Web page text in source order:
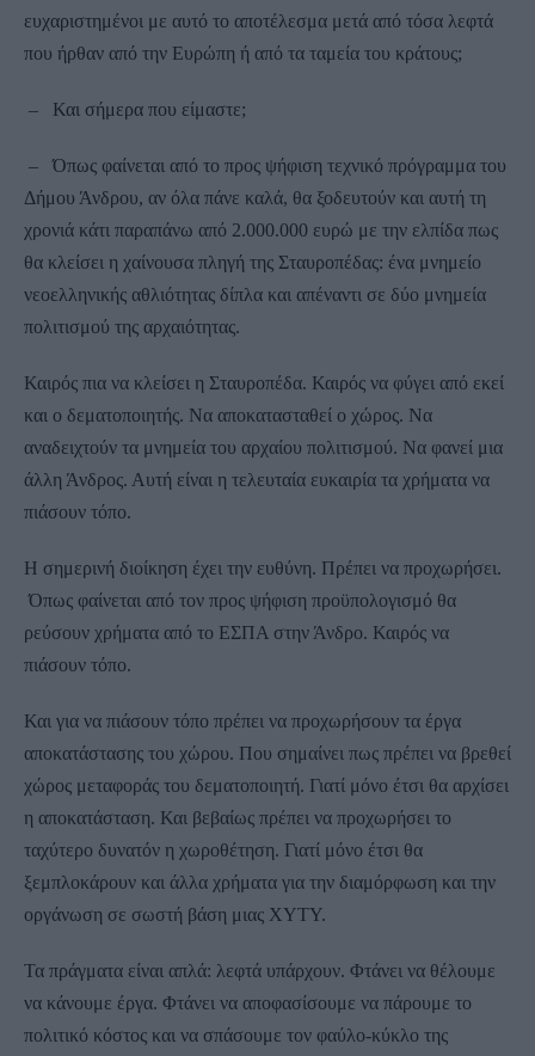
ευχαριστημένοι με αυτό το αποτέλεσμα μετά από τόσα λεφτά
που ήρθαν από την Ευρώπη ή από τα ταμεία του κράτους;
– Και σήμερα που είμαστε;
– Όπως φαίνεται από το προς ψήφιση τεχνικό πρόγραμμα του
Δήμου Άνδρου, αν όλα πάνε καλά, θα ξοδευτούν και αυτή τη
χρονιά κάτι παραπάνω από 2.000.000 ευρώ με την ελπίδα πως
θα κλείσει η χαίνουσα πληγή της Σταυροπέδας: ένα μνημείο
νεοελληνικής αθλιότητας δίπλα και απέναντι σε δύο μνημεία
πολιτισμού της αρχαιότητας.
Καιρός πια να κλείσει η Σταυροπέδα. Καιρός να φύγει από εκεί
και ο δεματοποιητής. Να αποκατασταθεί ο χώρος. Να
αναδειχτούν τα μνημεία του αρχαίου πολιτισμού. Να φανεί μια
άλλη Άνδρος. Αυτή είναι η τελευταία ευκαιρία τα χρήματα να
πιάσουν τόπο.
Η σημερινή διοίκηση έχει την ευθύνη. Πρέπει να προχωρήσει.
Όπως φαίνεται από τον προς ψήφιση προϋπολογισμό θα
ρεύσουν χρήματα από το ΕΣΠΑ στην Άνδρο. Καιρός να
πιάσουν τόπο.
Και για να πιάσουν τόπο πρέπει να προχωρήσουν τα έργα
αποκατάστασης του χώρου. Που σημαίνει πως πρέπει να βρεθεί
χώρος μεταφοράς του δεματοποιητή. Γιατί μόνο έτσι θα αρχίσει
η αποκατάσταση. Και βεβαίως πρέπει να προχωρήσει το
ταχύτερο δυνατόν η χωροθέτηση. Γιατί μόνο έτσι θα
ξεμπλοκάρουν και άλλα χρήματα για την διαμόρφωση και την
οργάνωση σε σωστή βάση μιας ΧΥΤΥ.
Τα πράγματα είναι απλά: λεφτά υπάρχουν. Φτάνει να θέλουμε
να κάνουμε έργα. Φτάνει να αποφασίσουμε να πάρουμε το
πολιτικό κόστος και να σπάσουμε τον φαύλο-κύκλο της